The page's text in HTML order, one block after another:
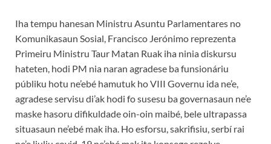
Iha tempu hanesan Ministru Asuntu Parlamentares no
Komunikasaun Sosial, Francisco Jerónimo reprezenta
Primeiru Ministru Taur Matan Ruak iha ninia diskursu
hateten, hodi PM nia naran agradese ba funsionáriu
públiku hotu ne’ebé hamutuk ho VIII Governu ida ne’e,
agradese servisu di’ak hodi fo susesu ba governasaun ne’e
maske hasoru difikuldade oin-oin maibé, bele ultrapassa
situasaun ne’ebé mak iha. Ho esforsu, sakrifisiu, serbí rai